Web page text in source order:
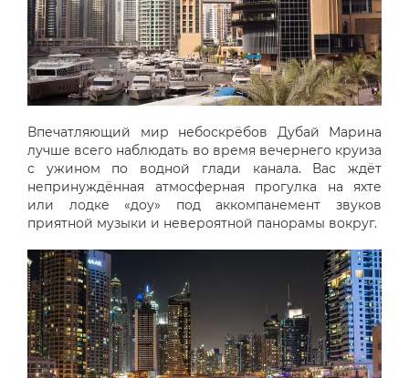
Впечатляющий мир небоскрёбов Дубай Марина
лучше всего наблюдать во время вечернего круиза
с ужином по водной глади канала. Вас ждёт
непринуждённая атмосферная прогулка на яхте
или лодке «доу» под аккомпанемент звуков
приятной музыки и невероятной панорамы вокруг.